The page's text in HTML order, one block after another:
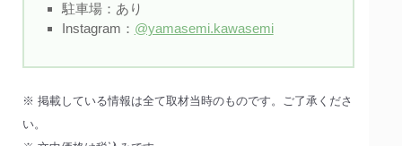
駐車場：あり
Instagram： @yamasemi.kawasemi
※ 掲載している情報は全て取材当時のものです。ご了承くださ
い。